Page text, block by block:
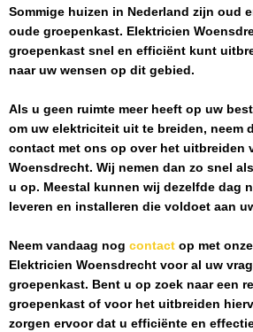
Sommige huizen in Nederland zijn oud
oude groepenkast. Elektricien
groepenkast snel en efficiënt kunt
naar uw wensen op dit gebied.
Als u geen ruimte meer heeft op uw
om uw elektriciteit uit te breiden, neem
contact met ons op over het uitbreiden
Woensdrecht. Wij nemen dan zo snel
u op. Meestal kunnen wij dezelfde dag
leveren en installeren die voldoet aan
Neem vandaag nog contact op met
Elektricien Woensdrecht voor al uw
groepenkast. Bent u op zoek naar een
groepenkast of voor het uitbreiden
zorgen ervoor dat u efficiënte en